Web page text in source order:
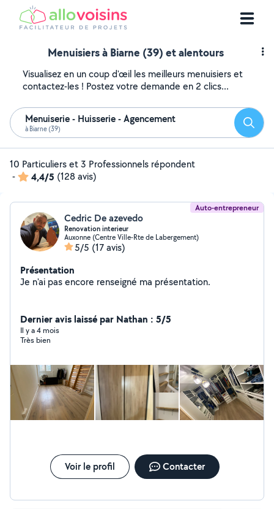
Menuisiers à Biarne (39) et alentours
Visualisez en un coup d'œil les meilleurs menuisiers et
contactez-les ! Postez votre demande en 2 clics...
Menuiserie - Huisserie - Agencement
à Biarne (39)
10 Particuliers et 3 Professionnels répondent
-
4,4/5 (128 avis)
Auto-entrepreneur
Cedric De azevedo
Renovation interieur
Auxonne (Centre Ville-Rte de Labergement)
5/5 (17 avis)
Présentation
Je n'ai pas encore renseigné ma présentation.
Dernier avis laissé par Nathan : 5/5
Il y a 4 mois
Très bien
Voir le profil Contacter